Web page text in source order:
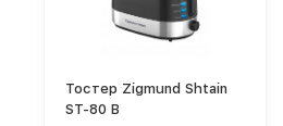
Тостер Zigmund Shtain
ST-80 B